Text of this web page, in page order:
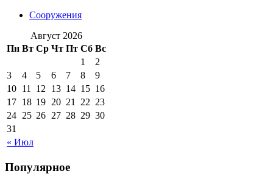
Сооружения
Август 2026
Пн Вт Ср Чт Пт Сб Вс
« Июл
1
2
3
4 5 6 7 8
9
10 11 12 13 14 15 16
17 18 19 20 21 22 23
24 25 26 27 28 29 30
31
Популярное